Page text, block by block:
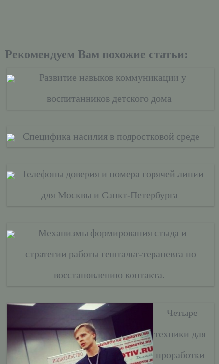
Рекомендуем Вам похожие статьи:
Развитие навыков коммуникации у
воспитанников детского дома
Специфика насилия в подростковой среде
Телефоны доверия и номера горячей линии
для Москвы и Санкт-Петербурга
Механизмы формирования стыда и
стратегии работы гештальт-терапевта по
восстановлению контакта.
Четыре
техники для
проработки